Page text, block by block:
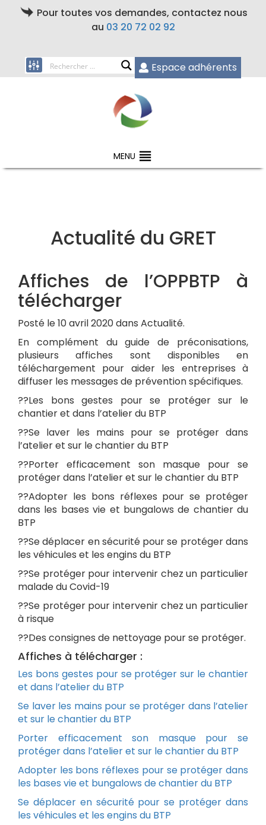
Pour toutes vos demandes, contactez nous
au 03 20 72 02 92
Espace adhérents
MENU
Actualité du GRET
Affiches de l’OPPBTP à
télécharger
Posté le 10 avril 2020 dans Actualité.
En complément du guide de préconisations,
plusieurs affiches sont disponibles en
téléchargement pour aider les entreprises à
diffuser les messages de prévention spécifiques.
??Les bons gestes pour se protéger sur le
chantier et dans l’atelier du BTP
??Se laver les mains pour se protéger dans
l’atelier et sur le chantier du BTP
??Porter efficacement son masque pour se
protéger dans l’atelier et sur le chantier du BTP
??Adopter les bons réflexes pour se protéger
dans les bases vie et bungalows de chantier du
BTP
??Se déplacer en sécurité pour se protéger dans
les véhicules et les engins du BTP
??Se protéger pour intervenir chez un particulier
malade du Covid-19
??Se protéger pour intervenir chez un particulier
à risque
??Des consignes de nettoyage pour se protéger.
Affiches à télécharger :
Les bons gestes pour se protéger sur le chantier
et dans l’atelier du BTP
Se laver les mains pour se protéger dans l’atelier
et sur le chantier du BTP
Porter efficacement son masque pour se
protéger dans l’atelier et sur le chantier du BTP
Adopter les bons réflexes pour se protéger dans
les bases vie et bungalows de chantier du BTP
Se déplacer en sécurité pour se protéger dans
les véhicules et les engins du BTP